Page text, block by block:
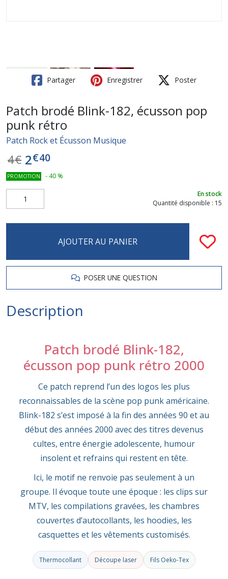
Partager Enregistrer Poster
Patch brodé Blink-182, écusson pop
punk rétro
Patch Rock et Écusson Musique
4€ 2€40
PROMOTION - 40 %
En stock
Quantité disponible : 15
AJOUTER AU PANIER
POSER UNE QUESTION
Description
Patch brodé Blink-182,
écusson pop punk rétro 2000
Ce patch reprend l’un des logos les plus
reconnaissables de la scène pop punk américaine.
Blink-182 s’est imposé à la fin des années 90 et au
début des années 2000 avec des titres devenus
cultes, entre énergie adolescente, humour
insolent et refrains qui restent en tête.
Ici, le motif ne renvoie pas seulement à un
groupe. Il évoque toute une époque : les clips sur
MTV, les compilations gravées, les chambres
couvertes d’autocollants, les hoodies, les
casquettes et les vêtements customisés.
Thermocollant Découpe laser Fils Oeko-Tex